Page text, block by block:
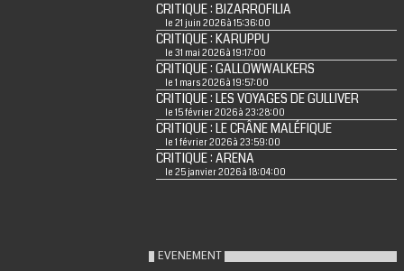
CRITIQUE : BIZARROFILIA
le 21 juin 2026 à 15:36:00
CRITIQUE : KARUPPU
le 31 mai 2026 à 19:17:00
CRITIQUE : GALLOWWALKERS
le 1 mars 2026 à 19:57:00
CRITIQUE : LES VOYAGES DE GULLIVER
le 15 février 2026 à 23:28:00
CRITIQUE : LE CRÂNE MALÉFIQUE
le 1 février 2026 à 23:59:00
CRITIQUE : ARENA
le 25 janvier 2026 à 18:04:00
EVENEMENT